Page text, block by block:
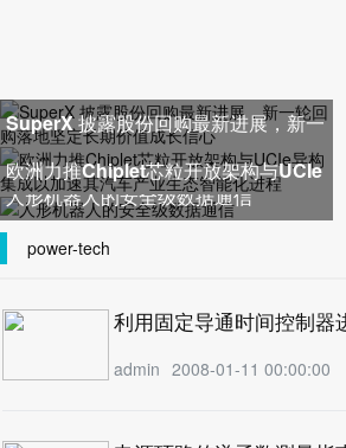
SuperX 披露股份回购最新进展，新一
轮回购落地坚定长期价值成长
欧洲力推Chiplet芯粒开放架构与UCIe
异构集成以加速其汽车产业生
人形机器人的安全级数据通信
power-tech
利用固定导通时间控制器
admin 2008-01-11 00:00:00